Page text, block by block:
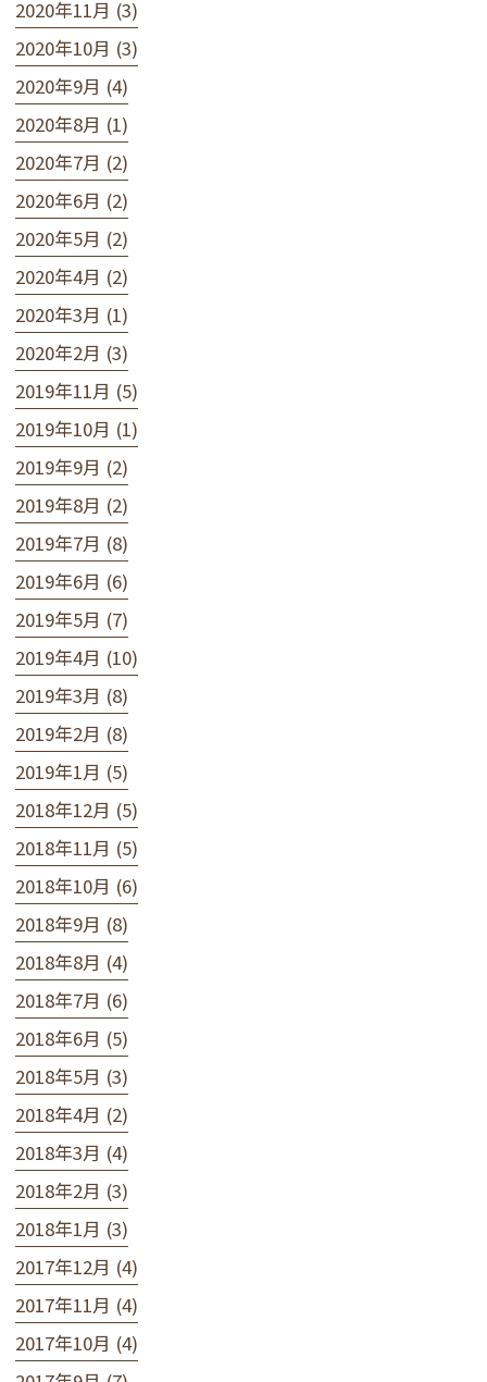
2020年11月 (3)
2020年10月 (3)
2020年9月 (4)
2020年8月 (1)
2020年7月 (2)
2020年6月 (2)
2020年5月 (2)
2020年4月 (2)
2020年3月 (1)
2020年2月 (3)
2019年11月 (5)
2019年10月 (1)
2019年9月 (2)
2019年8月 (2)
2019年7月 (8)
2019年6月 (6)
2019年5月 (7)
2019年4月 (10)
2019年3月 (8)
2019年2月 (8)
2019年1月 (5)
2018年12月 (5)
2018年11月 (5)
2018年10月 (6)
2018年9月 (8)
2018年8月 (4)
2018年7月 (6)
2018年6月 (5)
2018年5月 (3)
2018年4月 (2)
2018年3月 (4)
2018年2月 (3)
2018年1月 (3)
2017年12月 (4)
2017年11月 (4)
2017年10月 (4)